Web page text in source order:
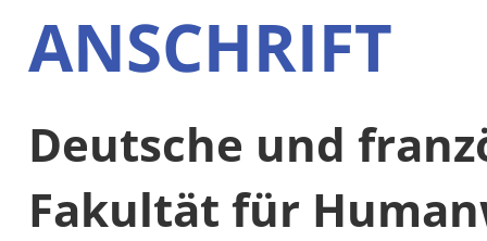
ANSCHRIFT
Deutsche und
Fakultät für